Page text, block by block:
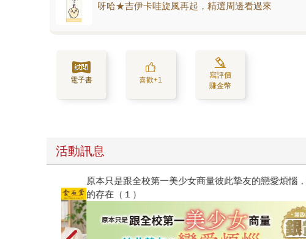
呀哈★吉伊卡哇旋風再起，精選周邊看過來
電子書 喜歡+1
寫評價
賺金幣
活動訊息
原本只是跟全校第一美少女商量彼此摯友的戀愛煩惱，不
的存在（１）